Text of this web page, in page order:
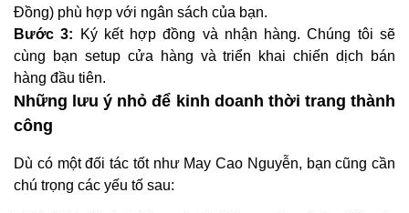
Đồng) phù hợp với ngân sách của bạn.
Bước 3:
Ký kết hợp đồng và nhận hàng. Chúng tôi sẽ
cùng bạn setup cửa hàng và triển khai chiến dịch bán
hàng đầu tiên.
Những lưu ý nhỏ để kinh doanh thời trang thành
công
Dù có một đối tác tốt như May Cao Nguyễn, bạn cũng cần
chú trọng các yếu tố sau: